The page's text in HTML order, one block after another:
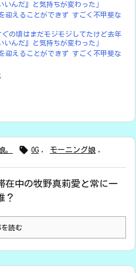
んだ』と気持ちが変わった」
迎えることができず すごく不甲斐な
の頃はまだモジモジしてたけど去年
んだ』と気持ちが変わった」
迎えることができず すごく不甲斐な
。  OG , モーニング娘 ,
在中の牧野真莉愛と常に一
？
読む